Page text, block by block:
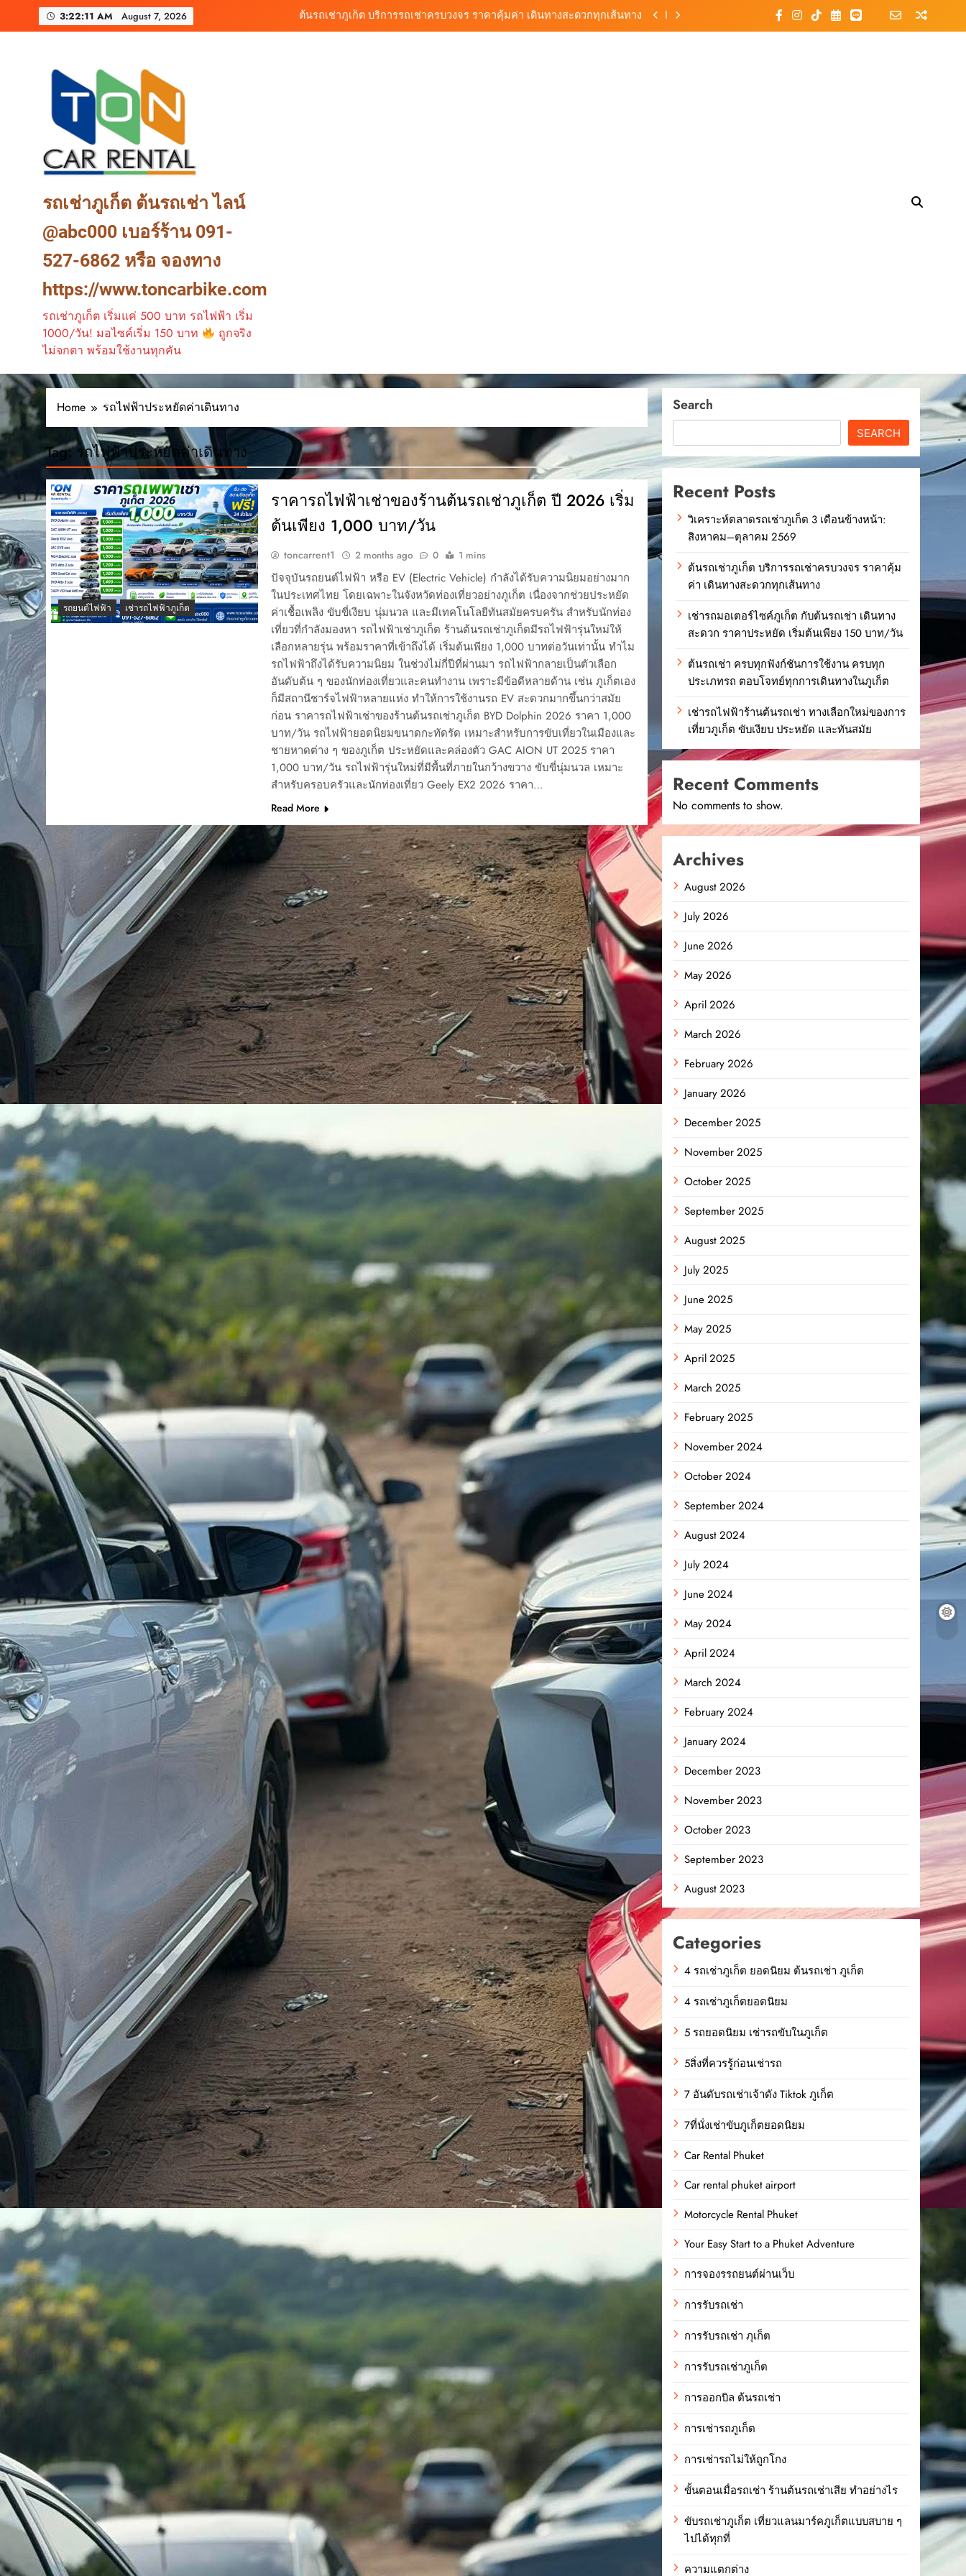
3:22:14 AM August 7, 2026
เช่ารถมอเตอร์ไซค์ภูเก็ต กับต้นรถเช่า เดินทางสะดวก ราคาประหยัด เริ่มต้นเพียง 150 บาท/วัน
รถเช่าภูเก็ต ต้นรถเช่า ไลน์
@abc000 เบอร์ร้าน 091-
527-6862 หรือ จองทาง
https://www.toncarbike.com
รถเช่าภูเก็ต เริ่มแค่ 500 บาท รถไฟฟ้า เริ่ม
1000/วัน! มอไซค์เริ่ม 150 บาท
ถูกจริง
ไม่จกตา พร้อมใช้งานทุกคัน
Home รถไฟฟ้าประหยัดค่าเดินทาง
Tag:รถไฟฟ้าประหยัดค่าเดินทาง
รถยนต์ไฟฟ้า เช่ารถไฟฟ้าภูเก็ต
ราคารถไฟฟ้าเช่าของร้านต้นรถเช่าภูเก็ต ปี 2026 เริ่ม
ต้นเพียง 1,000 บาท/วัน
toncarrent1 2 months ago 0 1 mins
ปัจจุบันรถยนต์ไฟฟ้า หรือ EV (Electric Vehicle) กำลังได้รับความนิยมอย่างมาก
ในประเทศไทย โดยเฉพาะในจังหวัดท่องเที่ยวอย่างภูเก็ต เนื่องจากช่วยประหยัด
ค่าเชื้อเพลิง ขับขี่เงียบ นุ่มนวล และมีเทคโนโลยีทันสมัยครบครัน สำหรับนักท่อง
เที่ยวที่กำลังมองหา รถไฟฟ้าเช่าภูเก็ต ร้านต้นรถเช่าภูเก็ตมีรถไฟฟ้ารุ่นใหม่ให้
เลือกหลายรุ่น พร้อมราคาที่เข้าถึงได้ เริ่มต้นเพียง 1,000 บาทต่อวันเท่านั้น ทำไม
รถไฟฟ้าถึงได้รับความนิยม ในช่วงไม่กี่ปีที่ผ่านมา รถไฟฟ้ากลายเป็นตัวเลือก
อันดับต้น ๆ ของนักท่องเที่ยวและคนทำงาน เพราะมีข้อดีหลายด้าน เช่น ภูเก็ตเอง
ก็มีสถานีชาร์จไฟฟ้าหลายแห่ง ทำให้การใช้งานรถ EV สะดวกมากขึ้นกว่าสมัย
ก่อน ราคารถไฟฟ้าเช่าของร้านต้นรถเช่าภูเก็ต BYD Dolphin 2026 ราคา 1,000
บาท/วัน รถไฟฟ้ายอดนิยมขนาดกะทัดรัด เหมาะสำหรับการขับเที่ยวในเมืองและ
ชายหาดต่าง ๆ ของภูเก็ต ประหยัดและคล่องตัว GAC AION UT 2025 ราคา
1,000 บาท/วัน รถไฟฟ้ารุ่นใหม่ที่มีพื้นที่ภายในกว้างขวาง ขับขี่นุ่มนวล เหมาะ
สำหรับครอบครัวและนักท่องเที่ยว Geely EX2 2026 ราคา…
Read More
Search
SEARCH
Recent Posts
วิเคราะห์ตลาดรถเช่าภูเก็ต 3 เดือนข้างหน้า:
สิงหาคม–ตุลาคม 2569
ต้นรถเช่าภูเก็ต บริการรถเช่าครบวงจร ราคาคุ้ม
ค่า เดินทางสะดวกทุกเส้นทาง
เช่ารถมอเตอร์ไซค์ภูเก็ต กับต้นรถเช่า เดินทาง
สะดวก ราคาประหยัด เริ่มต้นเพียง 150 บาท/วัน
ต้นรถเช่า ครบทุกฟังก์ชันการใช้งาน ครบทุก
ประเภทรถ ตอบโจทย์ทุกการเดินทางในภูเก็ต
เช่ารถไฟฟ้าร้านต้นรถเช่า ทางเลือกใหม่ของการ
เที่ยวภูเก็ต ขับเงียบ ประหยัด และทันสมัย
Recent Comments
No comments to show.
Archives
August 2026
July 2026
June 2026
May 2026
April 2026
March 2026
February 2026
January 2026
December 2025
November 2025
October 2025
September 2025
August 2025
July 2025
June 2025
May 2025
April 2025
March 2025
February 2025
November 2024
October 2024
September 2024
August 2024
July 2024
June 2024
May 2024
April 2024
March 2024
February 2024
January 2024
December 2023
November 2023
October 2023
September 2023
August 2023
Categories
4 รถเช่าภูเก็ต ยอดนิยม ต้นรถเช่า ภูเก็ต
4 รถเช่าภูเก็ตยอดนิยม
5 รถยอดนิยม เช่ารถขับในภูเก็ต
5สิ่งที่ควรรู้ก่อนเช่ารถ
7 อันดับรถเช่าเจ้าดัง Tiktok ภูเก็ต
7ที่นั่งเช่าขับภูเก็ตยอดนิยม
Car Rental Phuket
Car rental phuket airport
Motorcycle Rental Phuket
Your Easy Start to a Phuket Adventure
การจองรรถยนต์ผ่านเว็บ
การรับรถเช่า
การรับรถเช่า ภุเก็ต
การรับรถเช่าภูเก็ต
การออกบิล ต้นรถเช่า
การเช่ารถภูเก็ต
การเช่ารถไม่ให้ถูกโกง
ขั้นตอนเมื่อรถเช่า ร้านต้นรถเช่าเสีย ทำอย่างไร
ขับรถเช่าภูเก็ต เที่ยวแลนมาร์คภูเก็ตแบบสบาย ๆ
ไปได้ทุกที่
ความแตกต่าง